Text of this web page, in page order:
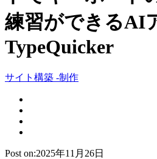
練習ができるAI
TypeQuicker
サイト構築 -制作
Post on:2025年11月26日